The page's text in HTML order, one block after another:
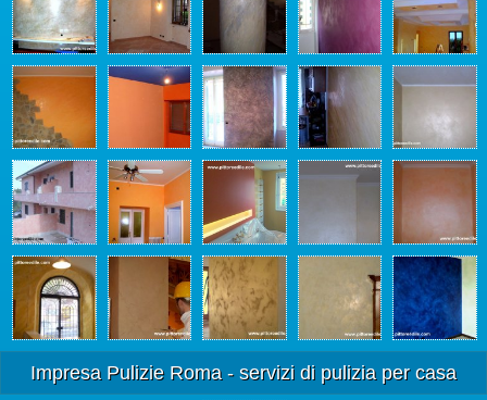
Impresa Pulizie Roma - servizi di pulizia per casa